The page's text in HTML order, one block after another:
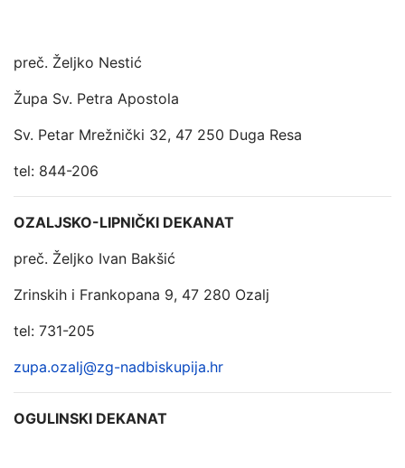
preč. Željko Nestić
Župa Sv. Petra Apostola
Sv. Petar Mrežnički 32, 47 250 Duga Resa
tel: 844-206
OZALJSKO-LIPNIČKI DEKANAT
preč. Željko Ivan Bakšić
Zrinskih i Frankopana 9, 47 280 Ozalj
tel: 731-205
zupa.ozalj@zg-nadbiskupija.hr
OGULINSKI DEKANAT